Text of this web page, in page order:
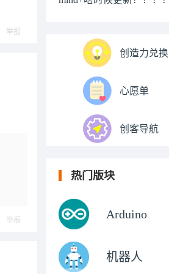
举报
举报
创造力兑换
心愿单
创客导航
热门版块
Arduino
机器人